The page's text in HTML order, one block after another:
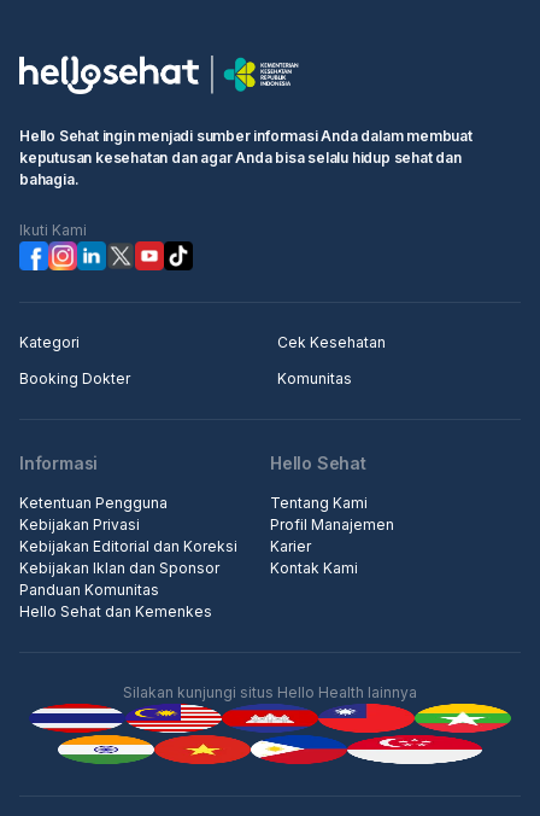
Hello Sehat ingin menjadi sumber informasi Anda dalam membuat
keputusan kesehatan dan agar Anda bisa selalu hidup sehat dan
bahagia.
Ikuti Kami
Kategori
Cek Kesehatan
Booking Dokter
Komunitas
Informasi
Ketentuan Pengguna
Kebijakan Privasi
Kebijakan Editorial dan Koreksi
Kebijakan Iklan dan Sponsor
Panduan Komunitas
Hello Sehat dan Kemenkes
Hello Sehat
Tentang Kami
Profil Manajemen
Karier
Kontak Kami
Silakan kunjungi situs Hello Health lainnya